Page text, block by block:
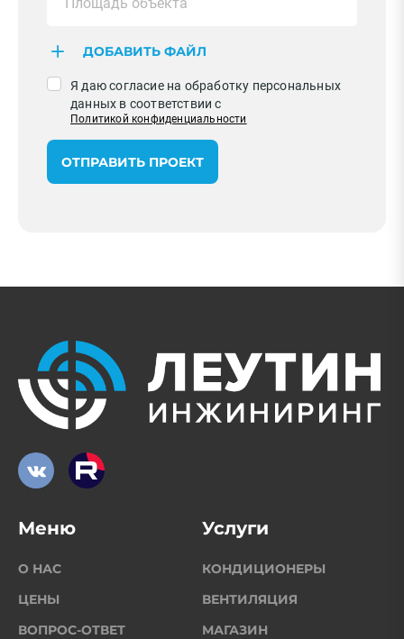
ДОБАВИТЬ ФАЙЛ
Я даю согласие на обработку персональных
данных в соответствии с
Политикой конфиденциальности
ОТПРАВИТЬ ПРОЕКТ
Меню
О НАС
ЦЕНЫ
ВОПРОС-ОТВЕТ
Услуги
КОНДИЦИОНЕРЫ
ВЕНТИЛЯЦИЯ
МАГАЗИН